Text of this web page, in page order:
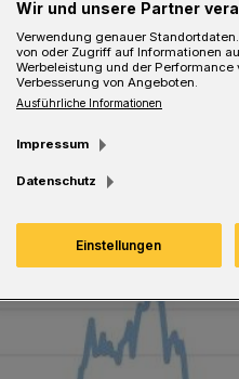
Eine Minute Lesezeit
Wir und unsere Partner
Verwendung genauer
von oder Zugriff auf Informationen
Werbeleistung und der
Verbesserung von Angeboten.
Ausführliche Informationen
Impressum
Datenschutz
Einstellungen